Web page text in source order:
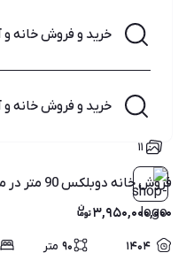
خرید و فروش خانه و
خرید و فروش خانه و
۱۱
فروش خانه دوبلکس 90 متر در موزیرج ارشاد 15
۳,۹۵۰,۰۰۰,۰۰۰
۱۴۰۴ ۹۰ متر